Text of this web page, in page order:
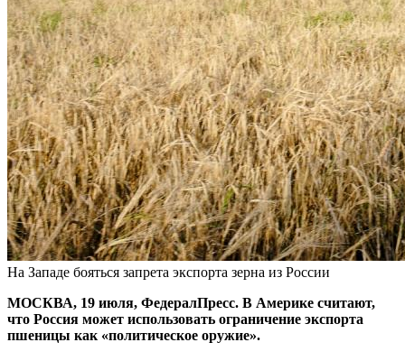
На Западе бояться запрета экспорта зерна из России
МОСКВА, 19 июля, ФедералПресс. В Америке считают,
что Россия может использовать ограничение экспорта
пшеницы как «политическое оружие».